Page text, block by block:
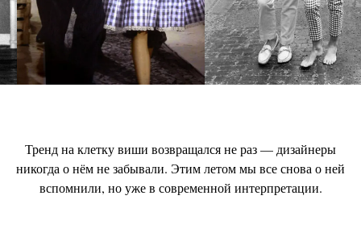
Тренд на клетку виши возвращался не раз — дизайнеры
никогда о нём не забывали. Этим летом мы все снова о ней
вспомнили, но уже в современной интерпретации.